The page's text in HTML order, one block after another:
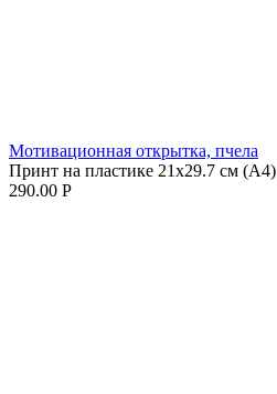
Мотивационная открытка, пчела
Принт на пластике 21x29.7 см (А4)
290.00 Р